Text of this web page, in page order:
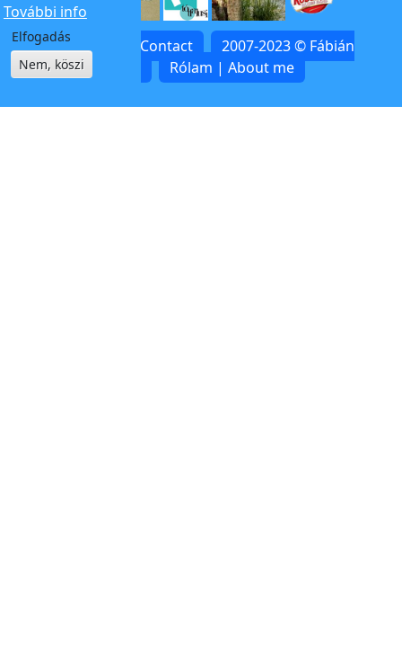
Kapcsolat | Contact
2007-2023 © Fábián
Rólam | About me
További info
Elfogadás
Nem, köszi